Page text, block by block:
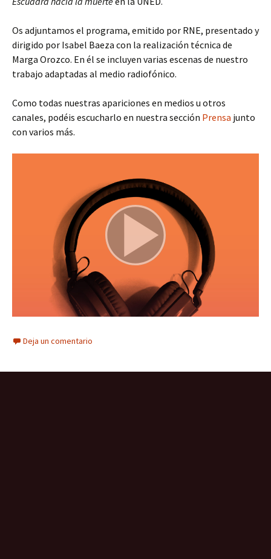
Os adjuntamos el programa, emitido por RNE, presentado y
dirigido por Isabel Baeza con la realización técnica de
Marga Orozco. En él se incluyen varias escenas de nuestro
trabajo adaptadas al medio radiofónico.
Como todas nuestras apariciones en medios u otros
canales, podéis escucharlo en nuestra sección Prensa junto
con varios más.
Deja un comentario